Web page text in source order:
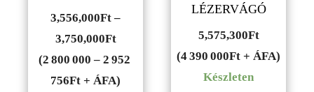
3,556,000Ft –
3,750,000FtÁrtartomány:
3,556,000Ft
-
(2 800 000 – 2 952
756Ft + ÁFA)
LÉZERVÁGÓ
5,575,300Ft
(4 390 000Ft + ÁFA)
Készleten